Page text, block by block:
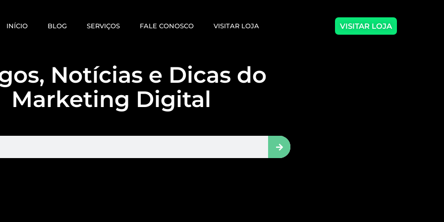
INÍCIO BLOG SERVIÇOS FALE CONOSCO VISITAR LOJA VISITAR LOJA
Notícias e Dicas do
Marketing Digital